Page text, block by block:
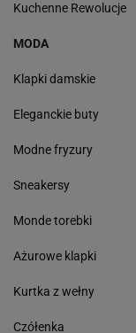
Kuchenne Rewolucje
MODA
Klapki damskie
Eleganckie buty
Modne fryzury
Sneakersy
Monde torebki
Ażurowe klapki
Kurtka z wełny
Czółenka